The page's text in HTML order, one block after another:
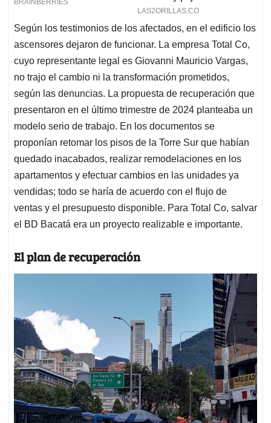
Según los testimonios de los afectados, en el edificio los
ascensores dejaron de funcionar. La empresa Total Co,
cuyo representante legal es Giovanni Mauricio Vargas,
no trajo el cambio ni la transformación prometidos,
según las denuncias. La propuesta de recuperación que
presentaron en el último trimestre de 2024 planteaba un
modelo serio de trabajo. En los documentos se
proponían retomar los pisos de la Torre Sur que habían
quedado inacabados, realizar remodelaciones en los
apartamentos y efectuar cambios en las unidades ya
vendidas; todo se haría de acuerdo con el flujo de
ventas y el presupuesto disponible. Para Total Co, salvar
el BD Bacatá era un proyecto realizable e importante.
El plan de recuperación